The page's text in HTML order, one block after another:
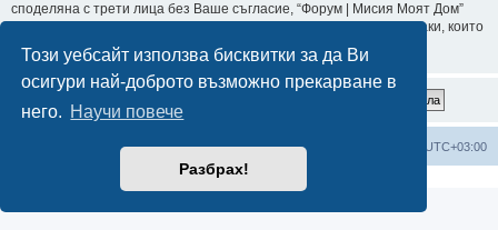
Този уебсайт използва бисквитки за да Ви
осигури най-доброто възможно прекарване в
него. Научи повече
Разбрах!
споделяна с трети лица без Ваше съгласие, “Форум | Мисия Моят Дом”
или phpBB не могат да бъдат държани отговорни за хакерски атаки, които
могат да доведат до компрометиране на данните.
Мисия Моят Дом Начало Всички времена са според UTC+03:00